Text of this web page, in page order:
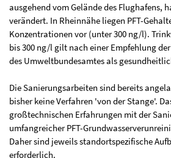
ausgehend vom Gelände des Flughafens,
verändert. In Rheinnähe liegen PFT-
Konzentrationen vor (unter 300 ng/l).
bis 300 ng/l gilt nach einer Empfehlung
des Umweltbundesamtes als
Die Sanierungsarbeiten sind bereits
bisher keine Verfahren 'von der Stange'.
großtechnischen Erfahrungen mit der
umfangreicher PFT-
Daher sind jeweils standortspezifische
erforderlich.